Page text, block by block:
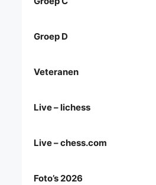
Groep D
Veteranen
Live – lichess
Live – chess.com
Foto’s 2026